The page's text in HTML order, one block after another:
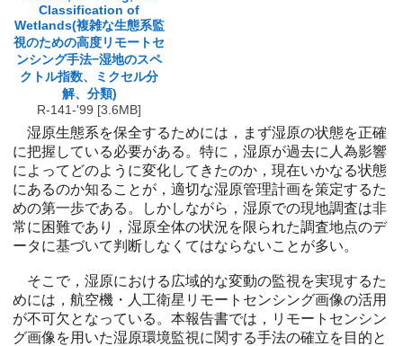
Classification of
Wetlands(複雑な生態系監
視のための高度リモートセ
ンシング手法−湿地のスペ
クトル指数、ミクセル分
解、分類)
R-141-'99 [3.6MB]
湿原生態系を保全するためには，まず湿原の状態を正確
に把握している必要がある。特に，湿原が過去に人為影響
によってどのように変化してきたのか，現在いかなる状態
にあるのか知ることが，適切な湿原管理計画を策定するた
めの第一歩である。しかしながら，湿原での現地調査は非
常に困難であり，湿原全体の状況を限られた調査地点のデ
ータに基づいて判断しなくてはならないことが多い。
そこで，湿原における広域的な変動の監視を実現するた
めには，航空機・人工衛星リモートセンシング画像の活用
が不可欠となっている。本報告書では，リモートセンシン
グ画像を用いた湿原環境監視に関する手法の確立を目的と